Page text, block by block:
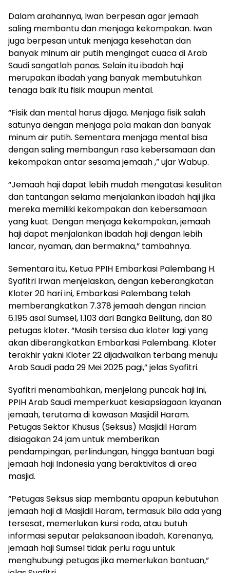
Dalam arahannya, Iwan berpesan agar jemaah
saling membantu dan menjaga kekompakan. Iwan
juga berpesan untuk menjaga kesehatan dan
banyak minum air putih mengingat cuaca di Arab
Saudi sangatlah panas. Selain itu ibadah haji
merupakan ibadah yang banyak membutuhkan
tenaga baik itu fisik maupun mental.
“Fisik dan mental harus dijaga. Menjaga fisik salah
satunya dengan menjaga pola makan dan banyak
minum air putih. Sementara menjaga mental bisa
dengan saling membangun rasa kebersamaan dan
kekompakan antar sesama jemaah ,” ujar Wabup.
“Jemaah haji dapat lebih mudah mengatasi kesulitan
dan tantangan selama menjalankan ibadah haji jika
mereka memiliki kekompakan dan kebersamaan
yang kuat. Dengan menjaga kekompakan, jemaah
haji dapat menjalankan ibadah haji dengan lebih
lancar, nyaman, dan bermakna,” tambahnya.
Sementara itu, Ketua PPIH Embarkasi Palembang H.
Syafitri Irwan menjelaskan, dengan keberangkatan
Kloter 20 hari ini, Embarkasi Palembang telah
memberangkatkan 7.378 jemaah dengan rincian
6.195 asal Sumsel, 1.103 dari Bangka Belitung, dan 80
petugas kloter. “Masih tersisa dua kloter lagi yang
akan diberangkatkan Embarkasi Palembang. Kloter
terakhir yakni Kloter 22 dijadwalkan terbang menuju
Arab Saudi pada 29 Mei 2025 pagi,” jelas Syafitri.
Syafitri menambahkan, menjelang puncak haji ini,
PPIH Arab Saudi memperkuat kesiapsiagaan layanan
jemaah, terutama di kawasan Masjidil Haram.
Petugas Sektor Khusus (Seksus) Masjidil Haram
disiagakan 24 jam untuk memberikan
pendampingan, perlindungan, hingga bantuan bagi
jemaah haji Indonesia yang beraktivitas di area
masjid.
“Petugas Seksus siap membantu apapun kebutuhan
jemaah haji di Masjidil Haram, termasuk bila ada yang
tersesat, memerlukan kursi roda, atau butuh
informasi seputar pelaksanaan ibadah. Karenanya,
jemaah haji Sumsel tidak perlu ragu untuk
menghubungi petugas jika memerlukan bantuan,”